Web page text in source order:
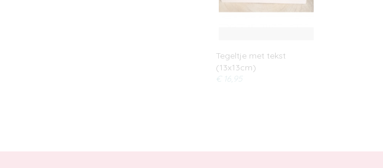
Tegeltje met tekst
(13x13cm)
€ 16,95